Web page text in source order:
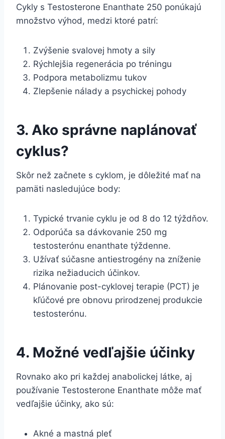
Cykly s Testosterone Enanthate 250 ponúkajú
množstvo výhod, medzi ktoré patrí:
Zvýšenie svalovej hmoty a sily
Rýchlejšia regenerácia po tréningu
Podpora metabolizmu tukov
Zlepšenie nálady a psychickej pohody
3. Ako správne naplánovať
cyklus?
Skôr než začnete s cyklom, je dôležité mať na
pamäti nasledujúce body:
Typické trvanie cyklu je od 8 do 12 týždňov.
Odporúča sa dávkovanie 250 mg
testosterónu enanthate týždenne.
Užívať súčasne antiestrogény na zníženie
rizika nežiaducich účinkov.
Plánovanie post-cyklovej terapie (PCT) je
kľúčové pre obnovu prirodzenej produkcie
testosterónu.
4. Možné vedľajšie účinky
Rovnako ako pri každej anabolickej látke, aj
používanie Testosterone Enanthate môže mať
vedľajšie účinky, ako sú:
Akné a mastná pleť